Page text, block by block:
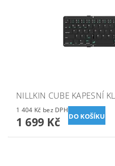
NILLKIN CUBE KAPESNÍ
1 404 Kč bez DPH
1 699 Kč